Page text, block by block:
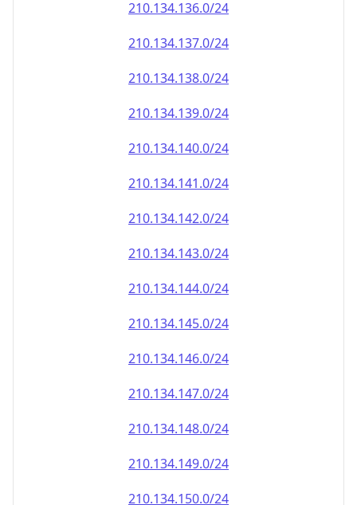
210.134.136.0/24
210.134.137.0/24
210.134.138.0/24
210.134.139.0/24
210.134.140.0/24
210.134.141.0/24
210.134.142.0/24
210.134.143.0/24
210.134.144.0/24
210.134.145.0/24
210.134.146.0/24
210.134.147.0/24
210.134.148.0/24
210.134.149.0/24
210.134.150.0/24